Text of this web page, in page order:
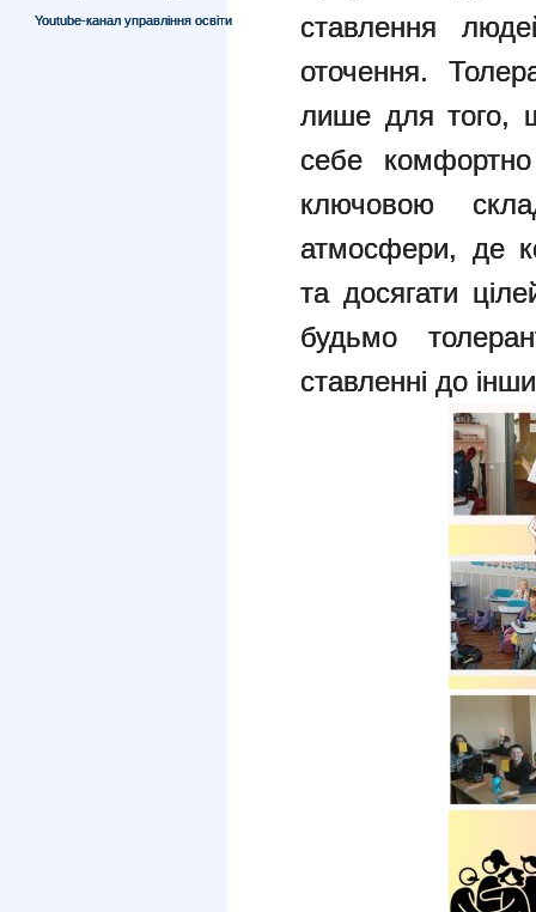
Youtube-канал управління освіти
ставлення
оточення.
лише для того,
себе
ключовою
атмосфери, де
та досягати
будьмо
ставленні до